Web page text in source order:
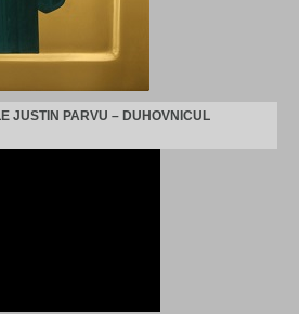
JUSTIN PARVU – DUHOVNICUL